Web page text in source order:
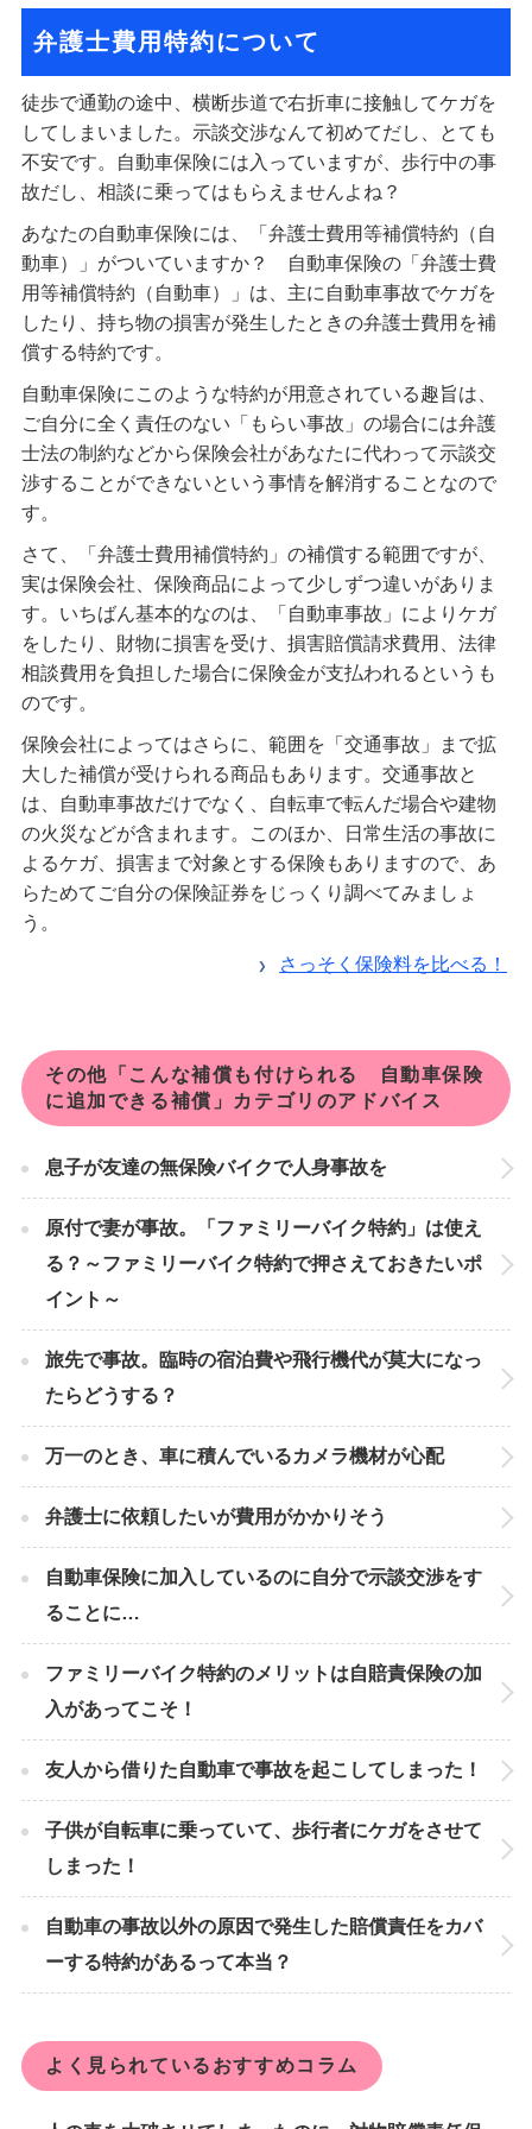
弁護士費用特約について
徒歩で通勤の途中、横断歩道で右折車に接触してケガを
してしまいました。示談交渉なんて初めてだし、とても
不安です。自動車保険には入っていますが、歩行中の事
故だし、相談に乗ってはもらえませんよね？
あなたの自動車保険には、「弁護士費用等補償特約（自
動車）」がついていますか？ 自動車保険の「弁護士費
用等補償特約（自動車）」は、主に自動車事故でケガを
したり、持ち物の損害が発生したときの弁護士費用を補
償する特約です。
自動車保険にこのような特約が用意されている趣旨は、
ご自分に全く責任のない「もらい事故」の場合には弁護
士法の制約などから保険会社があなたに代わって示談交
渉することができないという事情を解消することなので
す。
さて、「弁護士費用補償特約」の補償する範囲ですが、
実は保険会社、保険商品によって少しずつ違いがありま
す。いちばん基本的なのは、「自動車事故」によりケガ
をしたり、財物に損害を受け、損害賠償請求費用、法律
相談費用を負担した場合に保険金が支払われるというも
のです。
保険会社によってはさらに、範囲を「交通事故」まで拡
大した補償が受けられる商品もあります。交通事故と
は、自動車事故だけでなく、自転車で転んだ場合や建物
の火災などが含まれます。このほか、日常生活の事故に
よるケガ、損害まで対象とする保険もありますので、あ
らためてご自分の保険証券をじっくり調べてみましょ
う。
さっそく保険料を比べる！
その他「こんな補償も付けられる 自動車保険
に追加できる補償」カテゴリのアドバイス
息子が友達の無保険バイクで人身事故を
原付で妻が事故。「ファミリーバイク特約」は使え
る？～ファミリーバイク特約で押さえておきたいポ
イント～
旅先で事故。臨時の宿泊費や飛行機代が莫大になっ
たらどうする？
万一のとき、車に積んでいるカメラ機材が心配
弁護士に依頼したいが費用がかかりそう
自動車保険に加入しているのに自分で示談交渉をす
ることに…
ファミリーバイク特約のメリットは自賠責保険の加
入があってこそ！
友人から借りた自動車で事故を起こしてしまった！
子供が自転車に乗っていて、歩行者にケガをさせて
しまった！
自動車の事故以外の原因で発生した賠償責任をカバ
ーする特約があるって本当？
よく見られているおすすめコラム